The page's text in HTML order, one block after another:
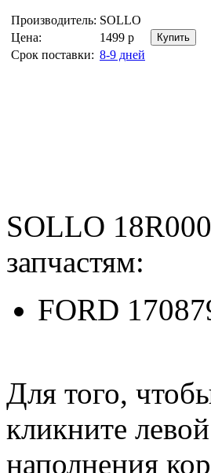
Производитель: SOLLO
Цена:
1499 р
Срок поставки: 8-9 дней
SOLLO
запчастям:
FORD
Для того,
кликните
наполнения